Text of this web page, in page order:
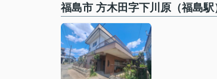
福島市 方木田字下川原（福島